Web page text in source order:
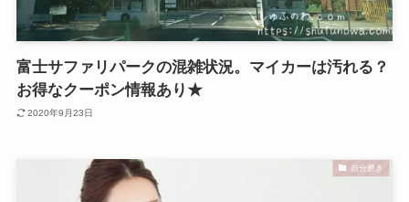
富士サファリパークの混雑状況。マイカーは汚れる？
お得なクーポン情報あり★
2020年9月23日
自分磨き